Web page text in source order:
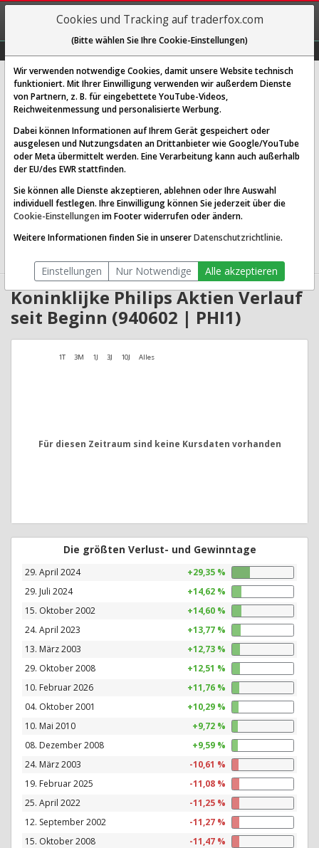
REGIS-
TRIEREN
Koninklijke Philips N.V.
[PHI1 | WKN 940602 | ISIN NL0000009538]
23,190 € 0,96 %
Echtzeit-Aktienkurs 08.08.2026 05:59 Uhr
BID:23,180 €
Website:
http://www.philips.com
Sektor:
Healthcare / Diagnostics & Research
22.61 Mrd. EUR
Anzahl
977,427,456
Koninklijke Philips Aktien Verlauf
seit Beginn (940602 | PHI1)
1T 3M 1J 3J 10J Alles
Für diesen Zeitraum sind keine Kursdaten vorhanden
Die größten Verlust- und Gewinntage
29. April 2024
+29,35 %
29. Juli 2024
+14,62 %
15. Oktober 2002
+14,60 %
24. April 2023
+13,77 %
13. März 2003
+12,73 %
29. Oktober 2008
+12,51 %
10. Februar 2026
+11,76 %
04. Oktober 2001
+10,29 %
10. Mai 2010
+9,72 %
08. Dezember 2008
+9,59 %
24. März 2003
-10,61 %
19. Februar 2025
-11,08 %
25. April 2022
-11,25 %
12. September 2002
-11,27 %
15. Oktober 2008
-11,47 %
Cookies und Tracking auf traderfox.com
(Bitte wählen Sie Ihre Cookie-Einstellungen)
Wir verwenden notwendige Cookies, damit unsere Website technisch
funktioniert. Mit Ihrer Einwilligung verwenden wir außerdem Dienste
von Partnern, z. B. für eingebettete YouTube-Videos,
Reichweitenmessung und personalisierte Werbung.
Dabei können Informationen auf Ihrem Gerät gespeichert oder
ausgelesen und Nutzungsdaten an Drittanbieter wie Google/YouTube
oder Meta übermittelt werden. Eine Verarbeitung kann auch außerhalb
der EU/des EWR stattfinden.
Sie können alle Dienste akzeptieren, ablehnen oder Ihre Auswahl
individuell festlegen. Ihre Einwilligung können Sie jederzeit über die
Cookie-Einstellungen im Footer widerrufen oder ändern.
Weitere Informationen finden Sie in unsererDatenschutzrichtlinie.
Einstellungen Nur Notwendige Alle akzeptieren